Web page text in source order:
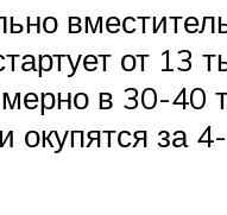
от
в 30-
за